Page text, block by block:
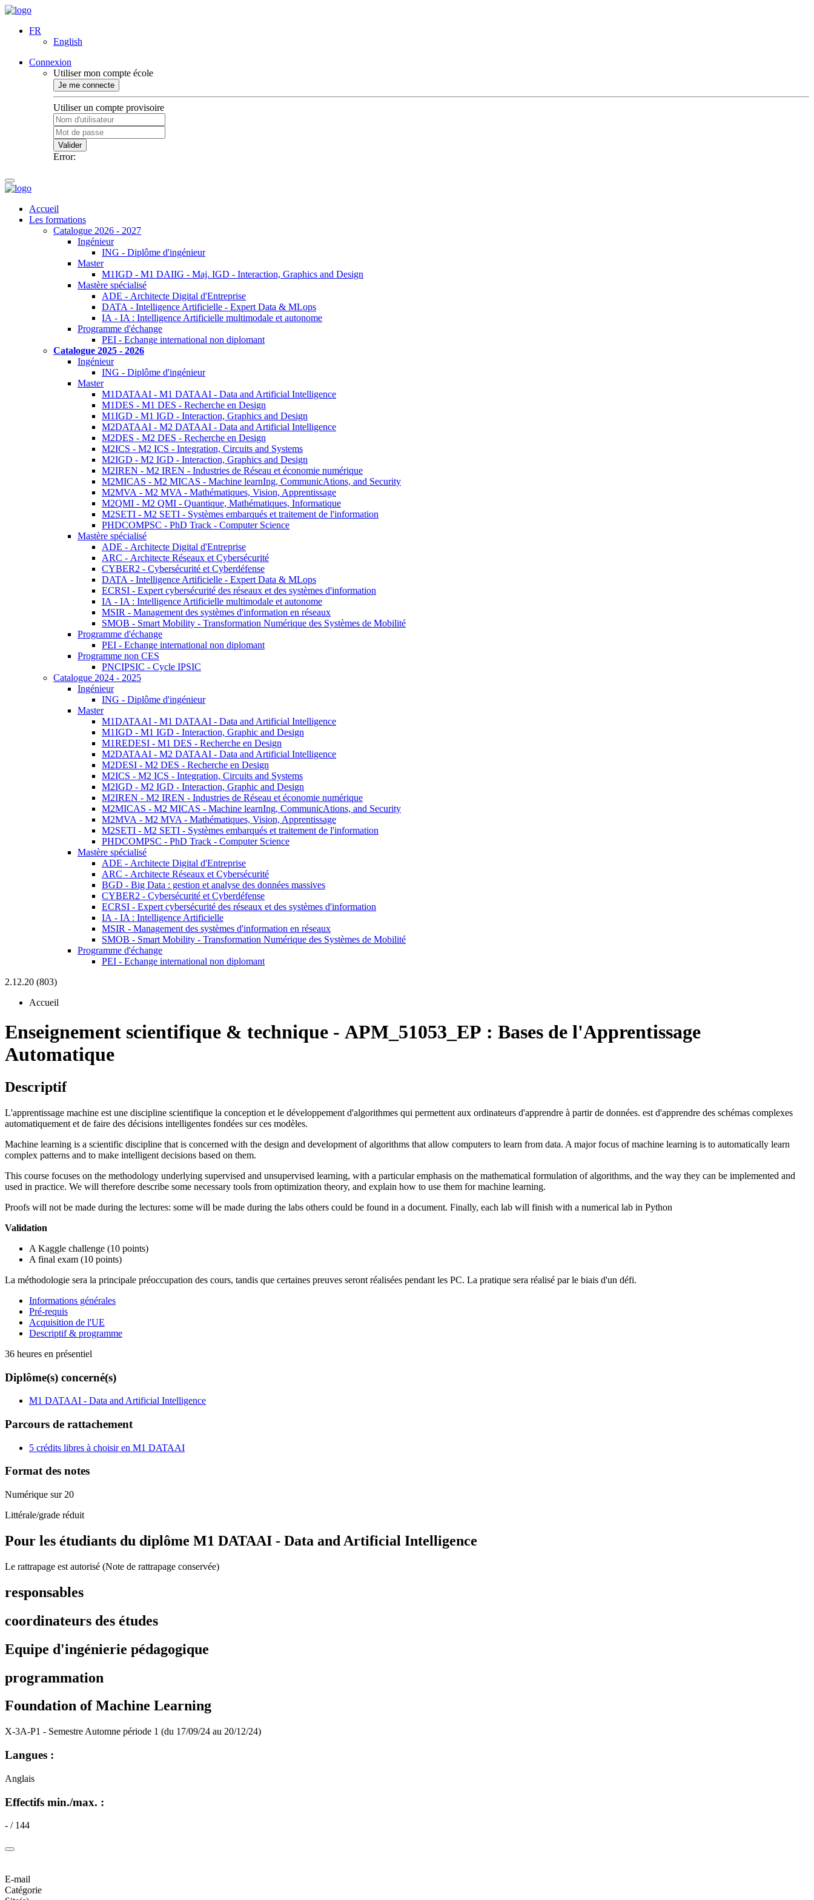
FR
English
Connexion
Utiliser mon compte école
Je me connecte
Utiliser un compte provisoire
Valider
Error:
Accueil
Les formations
Catalogue 2026 - 2027
Ingénieur
ING - Diplôme d'ingénieur
Master
M1IGD - M1 DAIIG - Maj. IGD - Interaction, Graphics and Design
Mastère spécialisé
ADE - Architecte Digital d'Entreprise
DATA - Intelligence Artificielle - Expert Data & MLops
IA - IA : Intelligence Artificielle multimodale et autonome
Programme d'échange
PEI - Echange international non diplomant
Catalogue 2025 - 2026
Ingénieur
ING - Diplôme d'ingénieur
Master
M1DATAAI - M1 DATAAI - Data and Artificial Intelligence
M1DES - M1 DES - Recherche en Design
M1IGD - M1 IGD - Interaction, Graphics and Design
M2DATAAI - M2 DATAAI - Data and Artificial Intelligence
M2DES - M2 DES - Recherche en Design
M2ICS - M2 ICS - Integration, Circuits and Systems
M2IGD - M2 IGD - Interaction, Graphics and Design
M2IREN - M2 IREN - Industries de Réseau et économie numérique
M2MICAS - M2 MICAS - Machine learnIng, CommunicAtions, and Security
M2MVA - M2 MVA - Mathématiques, Vision, Apprentissage
M2QMI - M2 QMI - Quantique, Mathématiques, Informatique
M2SETI - M2 SETI - Systèmes embarqués et traitement de l'information
PHDCOMPSC - PhD Track - Computer Science
Mastère spécialisé
ADE - Architecte Digital d'Entreprise
ARC - Architecte Réseaux et Cybersécurité
CYBER2 - Cybersécurité et Cyberdéfense
DATA - Intelligence Artificielle - Expert Data & MLops
ECRSI - Expert cybersécurité des réseaux et des systèmes d'information
IA - IA : Intelligence Artificielle multimodale et autonome
MSIR - Management des systèmes d'information en réseaux
SMOB - Smart Mobility - Transformation Numérique des Systèmes de Mobilité
Programme d'échange
PEI - Echange international non diplomant
Programme non CES
PNCIPSIC - Cycle IPSIC
Catalogue 2024 - 2025
Ingénieur
ING - Diplôme d'ingénieur
Master
M1DATAAI - M1 DATAAI - Data and Artificial Intelligence
M1IGD - M1 IGD - Interaction, Graphic and Design
M1REDESI - M1 DES - Recherche en Design
M2DATAAI - M2 DATAAI - Data and Artificial Intelligence
M2DESI - M2 DES - Recherche en Design
M2ICS - M2 ICS - Integration, Circuits and Systems
M2IGD - M2 IGD - Interaction, Graphic and Design
M2IREN - M2 IREN - Industries de Réseau et économie numérique
M2MICAS - M2 MICAS - Machine learnIng, CommunicAtions, and Security
M2MVA - M2 MVA - Mathématiques, Vision, Apprentissage
M2SETI - M2 SETI - Systèmes embarqués et traitement de l'information
PHDCOMPSC - PhD Track - Computer Science
Mastère spécialisé
ADE - Architecte Digital d'Entreprise
ARC - Architecte Réseaux et Cybersécurité
BGD - Big Data : gestion et analyse des données massives
CYBER2 - Cybersécurité et Cyberdéfense
ECRSI - Expert cybersécurité des réseaux et des systèmes d'information
IA - IA : Intelligence Artificielle
MSIR - Management des systèmes d'information en réseaux
SMOB - Smart Mobility - Transformation Numérique des Systèmes de Mobilité
Programme d'échange
PEI - Echange international non diplomant
2.12.20 (803)
Accueil
Enseignement scientifique & technique - APM_51053_EP : Bases de l'Apprentissage
Automatique
Descriptif
L'apprentissage machine est une discipline scientifique la conception et le développement d'algorithmes qui permettent aux ordinateurs d'apprendre à partir de données. est d'apprendre des schémas complexes
automatiquement et de faire des décisions intelligentes fondées sur ces modèles.
Machine learning is a scientific discipline that is concerned with the design and development of algorithms that allow computers to learn from data. A major focus of machine learning is to automatically learn
complex patterns and to make intelligent decisions based on them.
This course focuses on the methodology underlying supervised and unsupervised learning, with a particular emphasis on the mathematical formulation of algorithms, and the way they can be implemented and
used in practice. We will therefore describe some necessary tools from optimization theory, and explain how to use them for machine learning.
Proofs will not be made during the lectures: some will be made during the labs others could be found in a document. Finally, each lab will finish with a numerical lab in Python
Validation
A Kaggle challenge (10 points)
A final exam (10 points)
La méthodologie sera la principale préoccupation des cours, tandis que certaines preuves seront réalisées pendant les PC. La pratique sera réalisé par le biais d'un défi.
Informations générales
Pré-requis
Acquisition de l'UE
Descriptif & programme
36 heures en présentiel
Diplôme(s) concerné(s)
M1 DATAAI - Data and Artificial Intelligence
Parcours de rattachement
5 crédits libres à choisir en M1 DATAAI
Format des notes
Numérique sur 20
Littérale/grade réduit
Pour les étudiants du diplôme M1 DATAAI - Data and Artificial Intelligence
Le rattrapage est autorisé (Note de rattrapage conservée)
responsables
coordinateurs des études
Equipe d'ingénierie pédagogique
programmation
Foundation of Machine Learning
X-3A-P1 - Semestre Automne période 1 (du 17/09/24 au 20/12/24)
Langues :
Anglais
Effectifs min./max. :
- / 144
E-mail
Catégorie